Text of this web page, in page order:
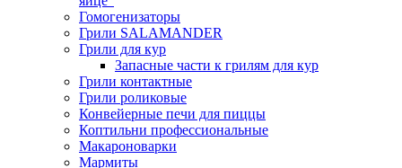
Гомогенизаторы
Грили SALAMANDER
Грили для кур
Запасные части к грилям для кур
Грили контактные
Грили роликовые
Конвейерные печи для пиццы
Коптильни профессиональные
Макароноварки
Мармиты